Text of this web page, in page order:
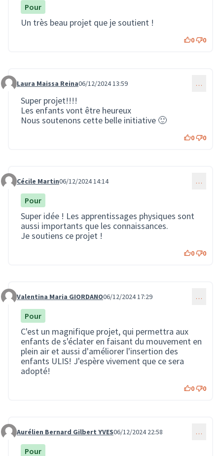
Pour
Un très beau projet que je soutient !
0 0
Commentaire 3106
Laura Maissa Reina06/12/2024 13:59 …
Super projet!!!!
Les enfants vont être heureux
Nous soutenons cette belle initiative 🙂
0 0
Commentaire 3107
Cécile Martin06/12/2024 14:14 …
Pour
Super idée ! Les apprentissages physiques sont
aussi importants que les connaissances.
Je soutiens ce projet !
0 0
Commentaire 3115
Valentina Maria GIORDANO06/12/2024 17:29 …
Pour
C'est un magnifique projet, qui permettra aux
enfants de s'éclater en faisant du mouvement en
plein air et aussi d'améliorer l'insertion des
enfants ULIS! J'espère vivement que ce sera
adopté!
0 0
Commentaire 3125
Aurélien Bernard Gilbert YVES06/12/2024 22:58 …
Pour